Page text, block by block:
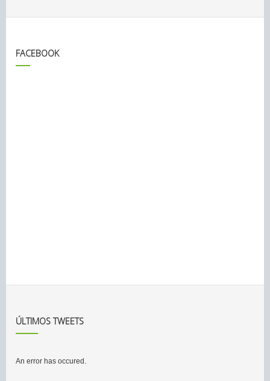
FACEBOOK
ÚLTIMOS TWEETS
An error has occured.